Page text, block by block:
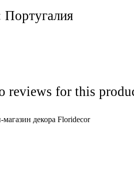
Португалия
reviews for this
декора Floridecor